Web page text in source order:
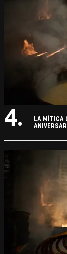
4.
LA MÍTICA